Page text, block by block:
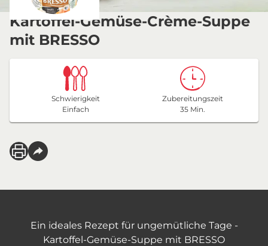
Kartoffel-Gemüse-Crème-Suppe
mit BRESSO
Schwierigkeit
Einfach
Zubereitungszeit
35 Min.
Ein ideales Rezept für ungemütliche Tage -
Kartoffel-Gemüse-Suppe mit BRESSO